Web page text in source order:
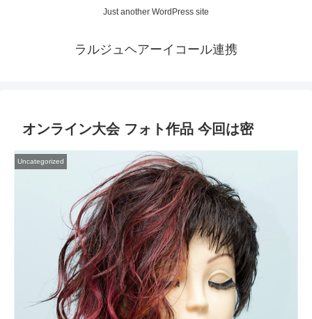
Just another WordPress site
ラルジュヘアーイコール連携
オンライン大会 フォト作品 今回は密
Uncategorized